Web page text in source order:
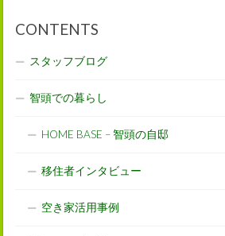
CONTENTS
スタッフブログ
智頭での暮らし
HOME BASE – 智頭の自邸
移住者インタビュー
空き家活用事例